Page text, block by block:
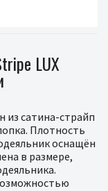
LUX
из сатина-страйп
Плотность
оснащён
в размере,